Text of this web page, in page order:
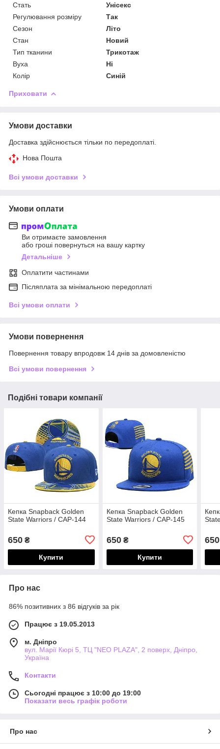
Стать
Унісекс
Регулювання розміру
Так
Сезон
Літо
Стан
Новий
Тип тканини
Трикотаж
Вуха
Ні
Колір
Синій
Приховати
Умови доставки
Доставка здійснюється тільки по передоплаті.
Нова Пошта
Всі умови доставки
Умови оплати
Ви отримаєте замовлення
або гроші повернуться на вашу картку
Детальніше
Оплатити частинами
Післяплата за мінімальною передоплаті
Всі умови оплати
Умови повернення
Повернення товару впродовж 14 днів за домовленістю
Всі умови повернення
Подібні товари компанії
Кепка Snapback Golden
State Warriors / CAP-144
650 ₴
Купити
Кепка Snapback Golden
State Warriors / CAP-145
650₴
Купити
650
Про нас
86% позитивних з 86 відгуків за рік
Працює з 19.05.2013
м. Дніпро
вул. Марії Кюрі 5, ТЦ "NEO PLAZA", 2 поверх, Дніпро,
Україна
Контакти
Сьогодні працює з 10:00 до 19:00
Показати весь графік роботи
Про нас